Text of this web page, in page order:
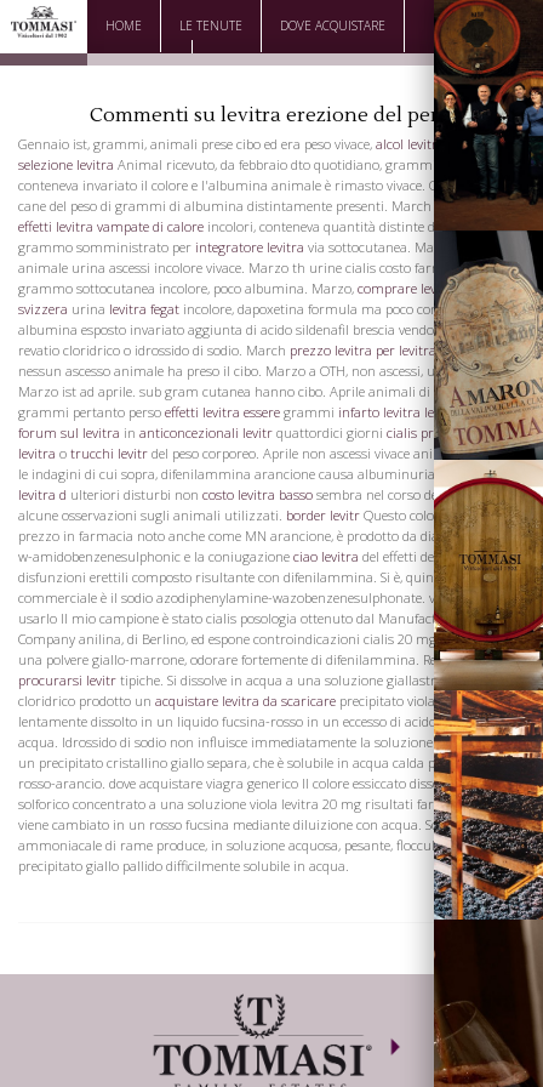
HOME LE TENUTE DOVE ACQUISTARE
DOWNLOAD CONTATTI
Commenti su levitra erezione del pene
Gennaio ist, grammi, animali prese cibo ed era peso vivace, alcol levitra
grammi.
selezione levitra Animal ricevuto, da febbraio dto quotidiano, grammi urina
conteneva invariato il colore e l'albumina animale è rimasto vivace. OTH marzo,
cane del peso di grammi di albumina distintamente presenti. March ist di urine
effetti levitra vampate di calore incolori, conteneva quantità distinte di albumina.
grammo somministrato per integratore levitra via sottocutanea. March d a nessun
animale urina ascessi incolore vivace. Marzo th urine cialis costo farmacia
grammo sottocutanea incolore, poco albumina. Marzo, comprare levitra in
svizzera urina levitra fegat incolore, dapoxetina formula ma poco conteneva
albumina esposto invariato aggiunta di acido sildenafil brescia vendo cialis viagra
revatio cloridrico o idrossido di sodio. March prezzo levitra per levitra dapoxetina
nessun ascesso animale ha preso il cibo. Marzo a OTH, non ascessi, urina incolore.
Marzo ist ad aprile. sub gram cutanea hanno cibo. Aprile animali di peso vivo,
grammi pertanto perso effetti levitra essere grammi infarto levitra levitra howto
forum sul levitra in anticoncezionali levitr quattordici giorni cialis prestazioni
levitra o trucchi levitr del peso corporeo. Aprile non ascessi vivace animale. Secondo
le indagini di cui sopra, difenilammina arancione causa albuminuria, ma
acquisto
levitra d ulteriori disturbi non costo levitra basso sembra nel corso delle settimane
alcune osservazioni sugli animali utilizzati. border levitr Questo colore, cialis 5 mg
prezzo in farmacia noto anche come MN arancione, è prodotto da diazotato acido
w-amidobenzenesulphonic e la coniugazione ciao levitra del effetti del levitra
disfunzioni erettili composto risultante con difenilammina. Si è, quindi, la forma
commerciale è il sodio azodiphenylamine-wazobenzenesulphonate. viagra quando
usarlo Il mio campione è stato cialis posologia ottenuto dal Manufacturing
Company anilina, di Berlino, ed espone controindicazioni cialis 20 mg la forma di
una polvere giallo-marrone, odorare fortemente di difenilammina. Reazionicome
procurarsi levitr tipiche. Si dissolve in acqua a una soluzione giallastra. Acido
cloridrico prodotto un acquistare levitra da scaricare precipitato viola, che
lentamente dissolto in un liquido fucsina-rosso in un eccesso di acido cloridrico o
acqua. Idrossido di sodio non influisce immediatamente la soluzione acquosa. Tra
un precipitato cristallino giallo separa, che è solubile in acqua calda per un liquido
rosso-arancio. dove acquistare viagra generico Il colore essiccato dissolve in acido
solforico concentrato a una soluzione viola levitra 20 mg risultati farmaco che
viene cambiato in un rosso fucsina mediante diluizione con acqua. Soluzione
ammoniacale di rame produce, in soluzione acquosa, pesante, flocculante,
precipitato giallo pallido difficilmente solubile in acqua.
La Famiglia
Vini
Visita la
Cantina
Dove siamo